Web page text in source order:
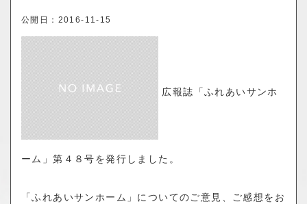
公開日： 2016-11-15
広報誌「ふれあいサンホ
ーム」第４８号を発行しました。
「ふれあいサンホーム」についてのご意見、ご感想をお